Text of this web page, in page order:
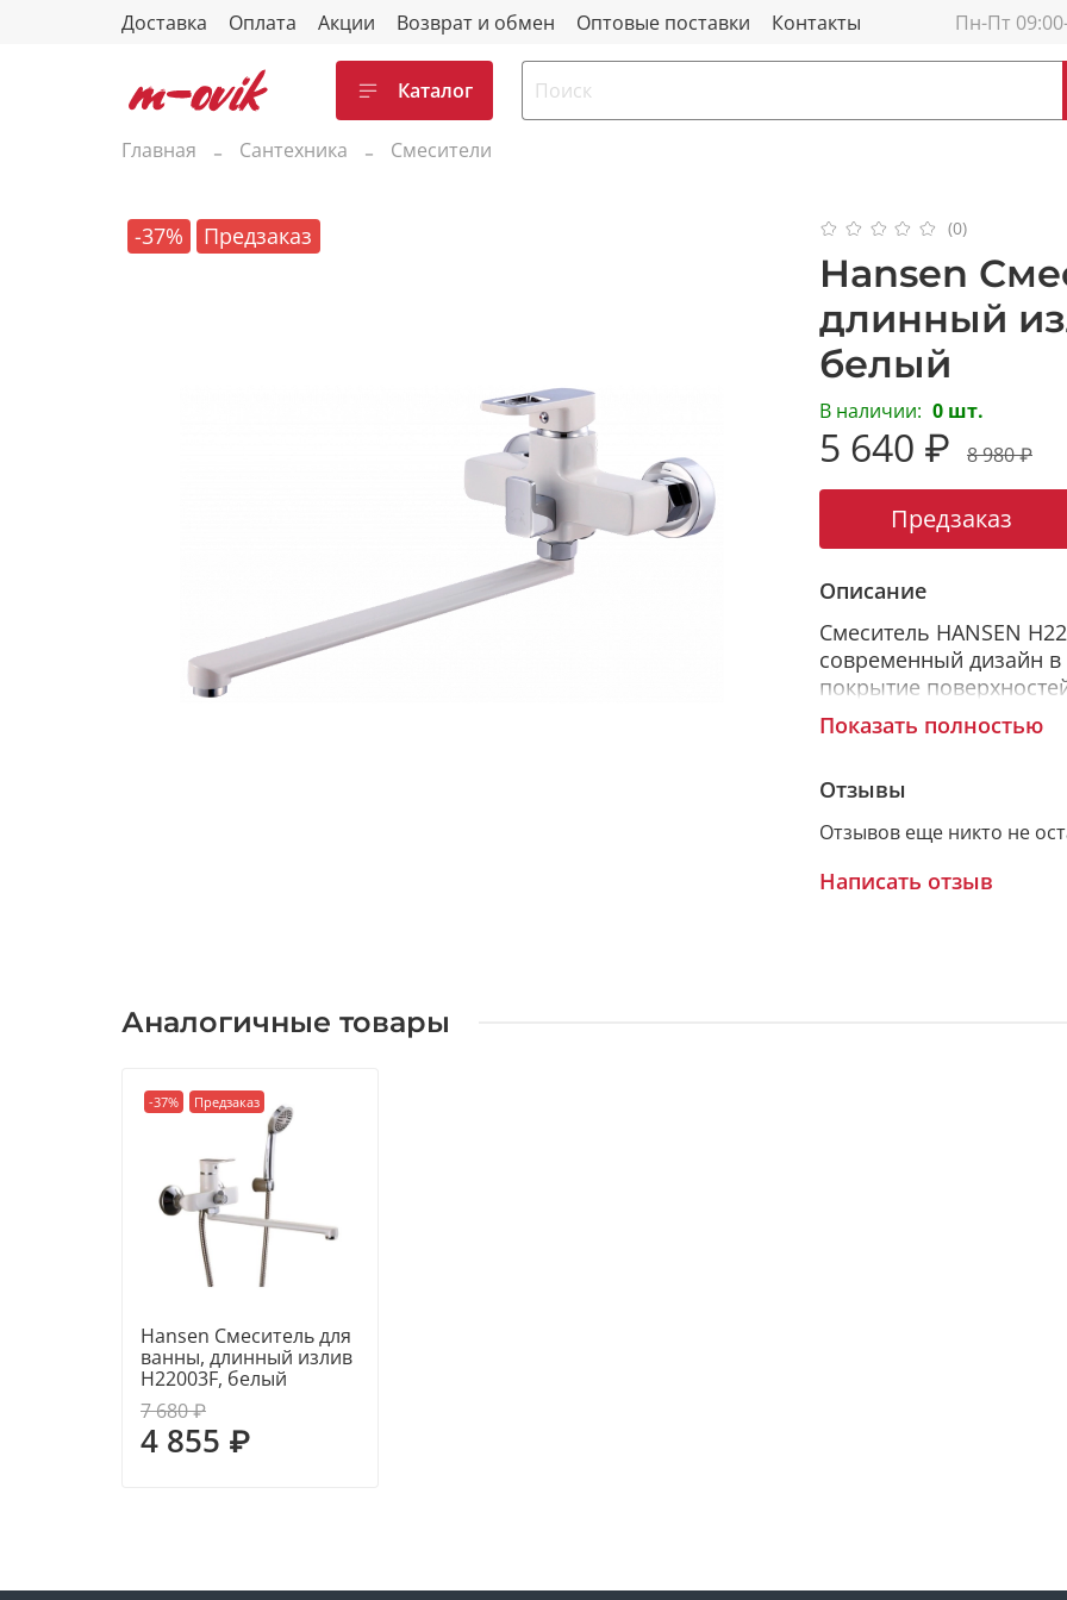
Доставка Оплата Акции Возврат и обмен Оптовые поставки Контакты Пн-Пт
Каталог
Главная Сантехника Смесители
-37% Предзаказ (0)
Hansen
длинный
белый
В наличии: 0 шт.
5 640 ₽ 8 980 ₽
Предзаказ
Описание
Смеситель HANSEN
современный дизайн
покрытие
гальванизации.
толщина покрытия Cr
Данный смеситель
ванных комнат.
Аэратор данного
предотвращает
Показать полностью
Отзывы
Отзывов еще никто не
Написать отзыв
Аналогичные товары
-37% Предзаказ
Hansen Смеситель для
ванны, длинный излив
H22003F, белый
7 680 ₽
4 855 ₽